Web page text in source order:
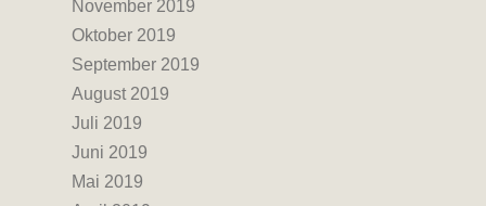
November 2019
Oktober 2019
September 2019
August 2019
Juli 2019
Juni 2019
Mai 2019